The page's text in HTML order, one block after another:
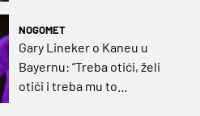
NOGOMET
Gary Lineker o Kaneu u
Bayernu: “Treba otići, želi
otići i treba mu to